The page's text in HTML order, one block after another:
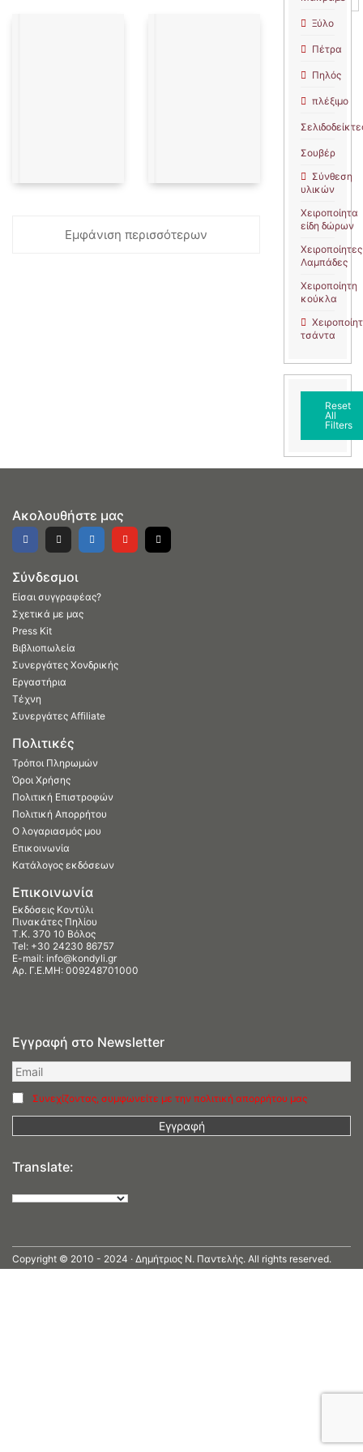
Εμφάνιση περισσότερων
Ξύλο
Πέτρα
Πηλός
πλέξιμο
Σουβέρ
Σύνθεση
υλικών
Χειροποίητα
είδη δώρων
Χειροποίητες
Λαμπάδες
Χειροποίητη
κούκλα
τσάντα
Reset
All
Filters
Ακολουθήστε μας
Σύνδεσμοι
Είσαι συγγραφέας?
Σχετικά με μας
Press Kit
Βιβλιοπωλεία
Συνεργάτες Χονδρικής
Εργαστήρια
Τέχνη
Συνεργάτες Affiliate
Πολιτικές
Τρόποι Πληρωμών
Όροι Χρήσης
Πολιτική Επιστροφών
Πολιτική Απορρήτου
Ο λογαριασμός μου
Επικοινωνία
Κατάλογος εκδόσεων
Επικοινωνία
Εκδόσεις Κοντύλι
Πινακάτες Πηλίου
Τ.Κ. 370 10 Βόλος
Tel: +30 24230 86757
E-mail: info@kondyli.gr
Αρ. Γ.Ε.ΜΗ: 009248701000
Εγγραφή στο Newsletter
Συνεχίζοντας, συμφωνείτε με την πολιτική απορρήτου μας
Translate:
Copyright © 2010 - 2024 · Δημήτριος N. Παντελής. All rights reserved.